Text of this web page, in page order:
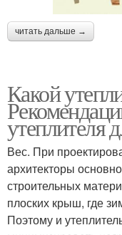
читать дальше →
Какой
утеплителя
Вес. При
архитекторы
строительных
плоских крыш, где
Поэтому и